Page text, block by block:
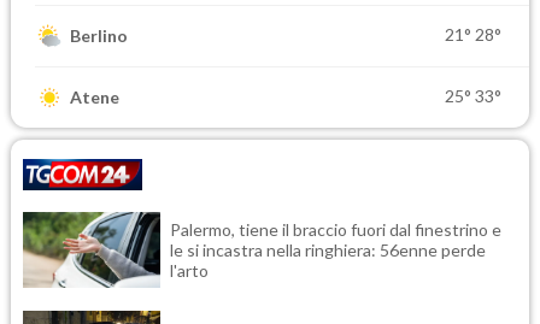
Berlino 21° 28°
Atene 25° 33°
Palermo, tiene il braccio fuori dal finestrino e
le si incastra nella ringhiera: 56enne perde
l'arto